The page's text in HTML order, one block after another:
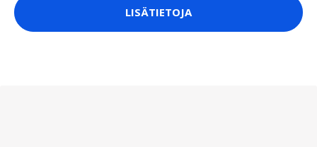
LISÄTIETOJA